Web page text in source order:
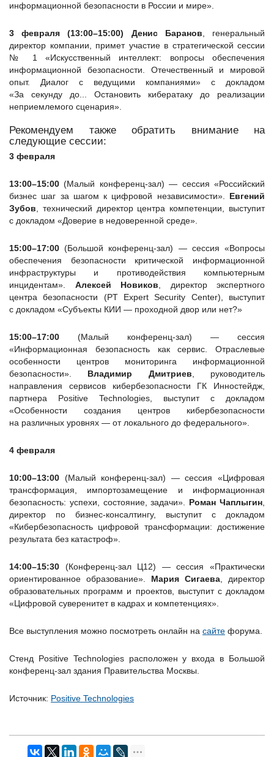
информационной безопасности в России и мире».
3 февраля (13:00–15:00) Денис Баранов , генеральный
директор компании, примет участие в стратегической сессии
№ 1 «Искусственный интеллект: вопросы обеспечения
информационной безопасности. Отечественный и мировой
опыт. Диалог с ведущими компаниями» с докладом
«За секунду до... Остановить кибератаку до реализации
неприемлемого сценария».
Рекомендуем также обратить внимание на
следующие сессии:
3 февраля
13:00–15:00 (Малый конференц-зал) — сессия «Российский
бизнес шаг за шагом к цифровой независимости». Евгений
Зубов , технический директор центра компетенции, выступит
с докладом «Доверие в недоверенной среде».
15:00–17:00 (Большой конференц-зал) — сессия «Вопросы
обеспечения безопасности критической информационной
инфраструктуры и противодействия компьютерным
инцидентам». Алексей Новиков , директор экспертного
центра безопасности (PT Expert Security Center), выступит
с докладом «Субъекты КИИ — проходной двор или нет?»
15:00–17:00 (Малый конференц-зал) — сессия
«Информационная безопасность как сервис. Отраслевые
особенности центров мониторинга информационной
безопасности». Владимир Дмитриев , руководитель
направления сервисов кибербезопасности ГК Инностейдж,
партнера Positive Technologies, выступит с докладом
«Особенности создания центров кибербезопасности
на различных уровнях — от локального до федерального».
4 февраля
10:00–13:00 (Малый конференц-зал) — сессия «Цифровая
трансформация, импортозамещение и информационная
безопасность: успехи, состояние, задачи». Роман Чаплыгин
директор по бизнес-консалтингу, выступит с докладом
«Кибербезопасность цифровой трансформации: достижение
результата без катастроф».
14:00–15:30 (Конференц-зал Ц12) — сессия «Практически
ориентированное образование». Мария Сигаева , директор
образовательных программ и проектов, выступит с докладом
«Цифровой суверенитет в кадрах и компетенциях».
Все выступления можно посмотреть онлайн на сайте форума.
Стенд Positive Technologies расположен у входа в Большой
конференц-зал здания Правительства Москвы.
Источник: Positive Technologies